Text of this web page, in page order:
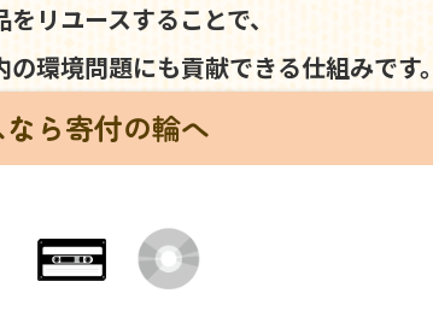
を リユースすることで、
の環境問題にも貢献できる仕組みです。
ら寄付の輪へ